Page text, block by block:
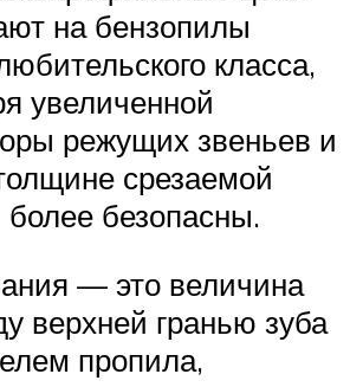
на бензопилы
класса,
увеличенной
режущих звеньев и
срезаемой
более безопасны.
— это величина
верхней гранью зуба
пропила,